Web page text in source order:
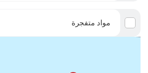
مواد متفجرة